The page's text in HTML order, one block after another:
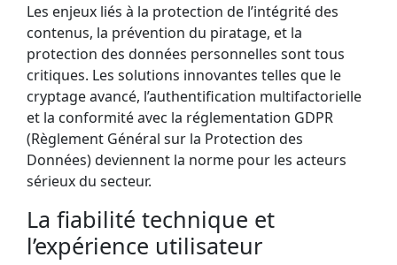
Les enjeux liés à la protection de l’intégrité des
contenus, la prévention du piratage, et la
protection des données personnelles sont tous
critiques. Les solutions innovantes telles que le
cryptage avancé, l’authentification multifactorielle
et la conformité avec la réglementation GDPR
(Règlement Général sur la Protection des
Données) deviennent la norme pour les acteurs
sérieux du secteur.
La fiabilité technique et
l’expérience utilisateur